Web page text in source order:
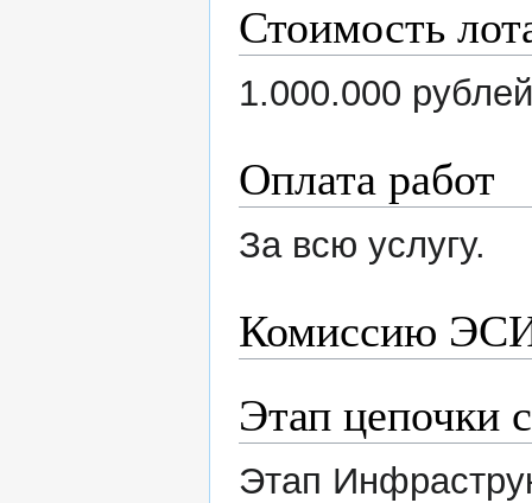
Стоимость
1.000.000 рублей
Оплата работ
За всю услугу.
Комиссию
Этап цепочки
Этап